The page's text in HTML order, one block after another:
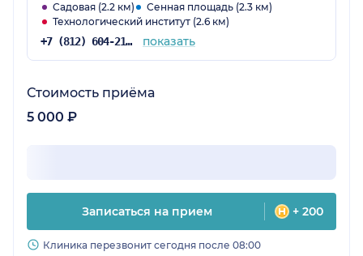
Садовая (2.2 км)
Сенная площадь (2.3 км)
Технологический институт (2.6 км)
+7 (812) 604-21-68 показать
Стоимость приёма
5 000 ₽
Записаться на прием + 200
Клиника перезвонит сегодня после 08:00